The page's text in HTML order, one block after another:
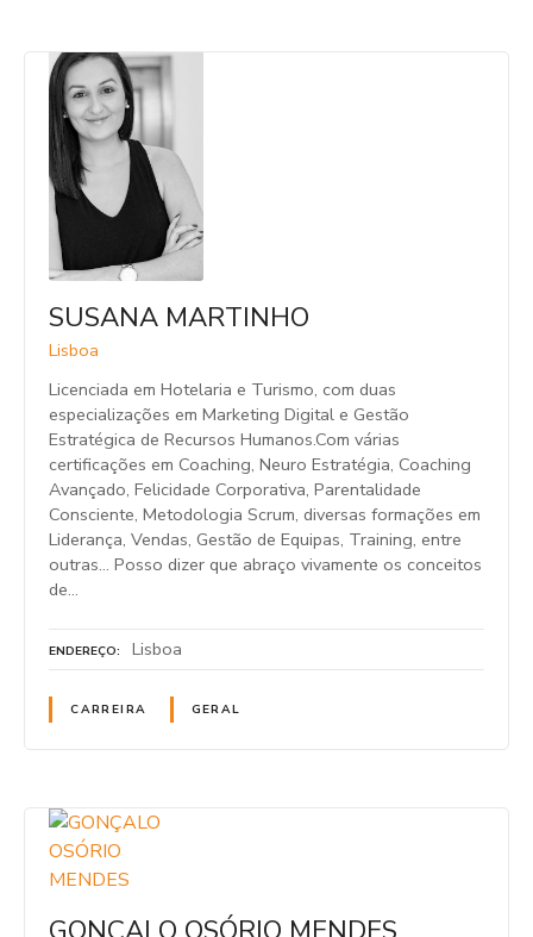
SUSANA MARTINHO
Lisboa
Licenciada em Hotelaria e Turismo, com duas
especializações em Marketing Digital e Gestão
Estratégica de Recursos Humanos.Com várias
certificações em Coaching, Neuro Estratégia, Coaching
Avançado, Felicidade Corporativa, Parentalidade
Consciente, Metodologia Scrum, diversas formações em
Liderança, Vendas, Gestão de Equipas, Training, entre
outras… Posso dizer que abraço vivamente os conceitos
de…
ENDEREÇO Lisboa
CARREIRA GERAL